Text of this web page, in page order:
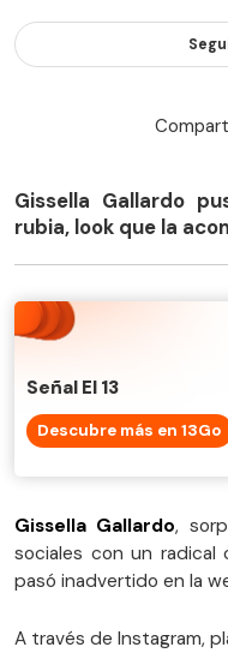
Gissella Gallardo
rubia, look que la
Señal El 13
Descubre más en 13Go
Gissella Gallardo,
sociales con un
pasó inadvertido en la
A través de Instagram,